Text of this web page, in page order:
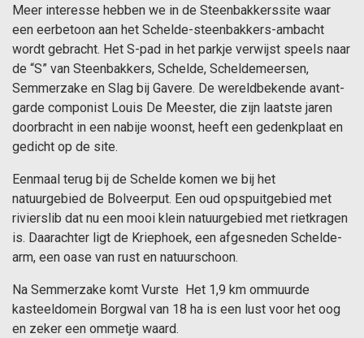
Meer interesse hebben we in de Steenbakkerssite waar
een eerbetoon aan het Schelde-steenbakkers-ambacht
wordt gebracht. Het S-pad in het parkje verwijst speels naar
de “S” van Steenbakkers, Schelde, Scheldemeersen,
Semmerzake en Slag bij Gavere. De wereldbekende avant-
garde componist Louis De Meester, die zijn laatste jaren
doorbracht in een nabije woonst, heeft een gedenkplaat en
gedicht op de site.
Eenmaal terug bij de Schelde komen we bij het
natuurgebied de Bolveerput. Een oud opspuitgebied met
rivierslib dat nu een mooi klein natuurgebied met rietkragen
is. Daarachter ligt de Kriephoek, een afgesneden Schelde-
arm, een oase van rust en natuurschoon.
Na Semmerzake komt Vurste Het 1,9 km ommuurde
kasteeldomein Borgwal van 18 ha is een lust voor het oog
en zeker een ommetje waard.